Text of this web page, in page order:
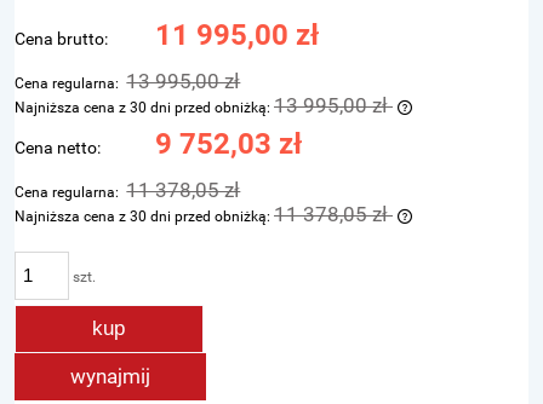
Cena brutto: 11 995,00 zł
Cena regularna: 13 995,00 zł
Najniższa cena z 30 dni przed obniżką: 13 995,00 zł
Cena netto: 9 752,03 zł
Cena regularna: 11 378,05 zł
Najniższa cena z 30 dni przed obniżką: 11 378,05 zł
szt.
kup
wynajmij